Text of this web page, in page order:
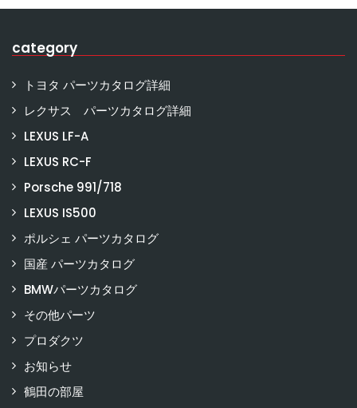
category
トヨタ パーツカタログ詳細
レクサス パーツカタログ詳細
LEXUS LF-A
LEXUS RC-F
Porsche 991/718
LEXUS IS500
ポルシェ パーツカタログ
国産 パーツカタログ
BMWパーツカタログ
その他パーツ
プロダクツ
お知らせ
鶴田の部屋